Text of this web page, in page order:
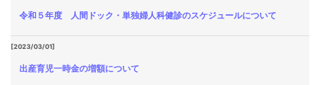
令和５年度 人間ドック・単独婦人科健診のスケジュールについて
[2023/03/01]
出産育児一時金の増額について